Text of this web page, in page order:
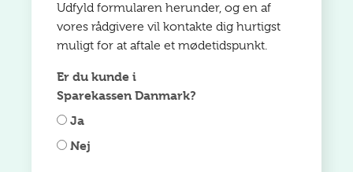
Udfyld formularen herunder, og en af
vores rådgivere vil kontakte dig hurtigst
muligt for at aftale et mødetidspunkt.
Er du kunde i
Sparekassen Danmark?
Ja
Nej